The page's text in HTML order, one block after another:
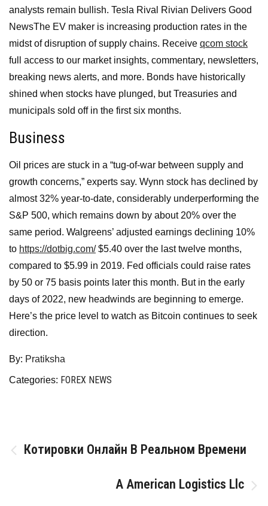
analysts remain bullish. Tesla Rival Rivian Delivers Good
NewsThe EV maker is increasing production rates in the
midst of disruption of supply chains. Receive qcom stock
full access to our market insights, commentary, newsletters,
breaking news alerts, and more. Bonds have historically
shined when stocks have plunged, but Treasuries and
municipals sold off in the first six months.
Business
Oil prices are stuck in a “tug-of-war between supply and
growth concerns,” experts say. Wynn stock has declined by
almost 32% year-to-date, considerably underperforming the
S&P 500, which remains down by about 20% over the
same period. Walgreens’ adjusted earnings declining 10%
to https://dotbig.com/$5.40 over the last twelve months,
compared to $5.99 in 2019. Fed officials could raise rates
by 50 or 75 basis points later this month. But in the early
days of 2022, new headwinds are beginning to emerge.
Here’s the price level to watch as Bitcoin continues to seek
direction.
By: Pratiksha
Categories: FOREX NEWS
Post
Котировки Онлайн В Реальном Времени
A American Logistics Llc